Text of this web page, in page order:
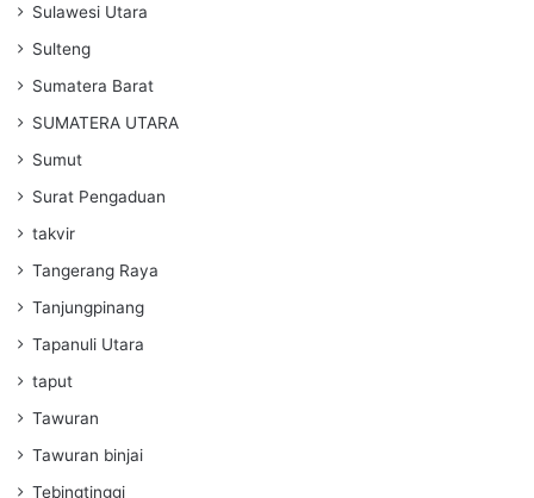
Sulawesi Utara
Sulteng
Sumatera Barat
SUMATERA UTARA
Sumut
Surat Pengaduan
takvir
Tangerang Raya
Tanjungpinang
Tapanuli Utara
taput
Tawuran
Tawuran binjai
Tebingtinggi